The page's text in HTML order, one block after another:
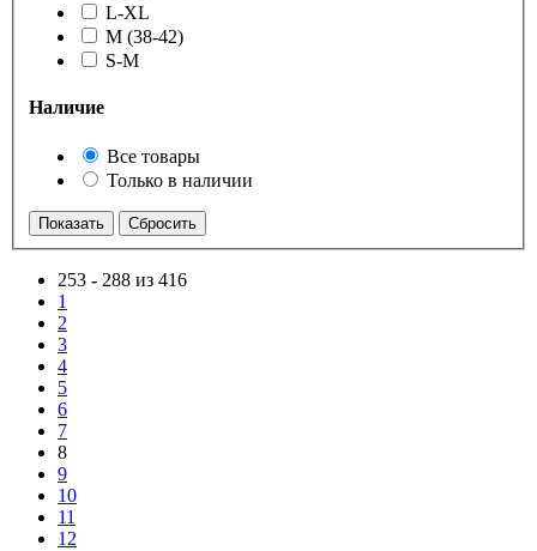
L-XL
M (38-42)
S-M
Наличие
Все товары
Только в наличии
253 - 288 из 416
1
2
3
4
5
6
7
8
9
10
11
12